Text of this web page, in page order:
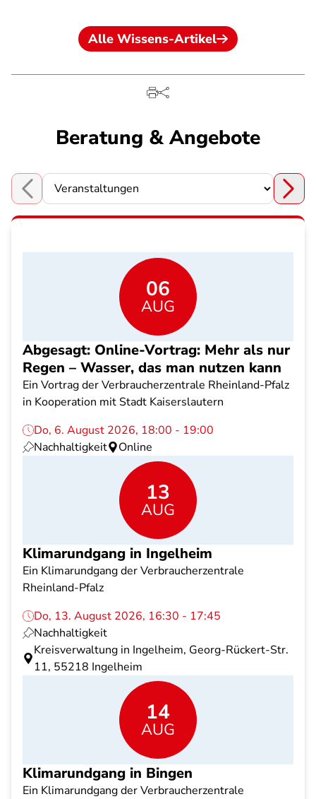
Alle Wissens-Artikel
Beratung & Angebote
Choose a section
06
AUG
Abgesagt: Online-Vortrag: Mehr als nur
Regen – Wasser, das man nutzen kann
Ein Vortrag der Verbraucherzentrale Rheinland-Pfalz
in Kooperation mit Stadt Kaiserslautern
Do, 6. August 2026, 18:00 - 19:00
Nachhaltigkeit
Online
13
AUG
Klimarundgang in Ingelheim
Ein Klimarundgang der Verbraucherzentrale
Rheinland-Pfalz
Do, 13. August 2026, 16:30 - 17:45
Nachhaltigkeit
Kreisverwaltung in Ingelheim, Georg-Rückert-Str.
11, 55218 Ingelheim
14
AUG
Klimarundgang in Bingen
Ein Klimarundgang der Verbraucherzentrale